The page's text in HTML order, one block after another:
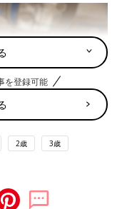
ちゃん。
を登録可能
2歳 3歳